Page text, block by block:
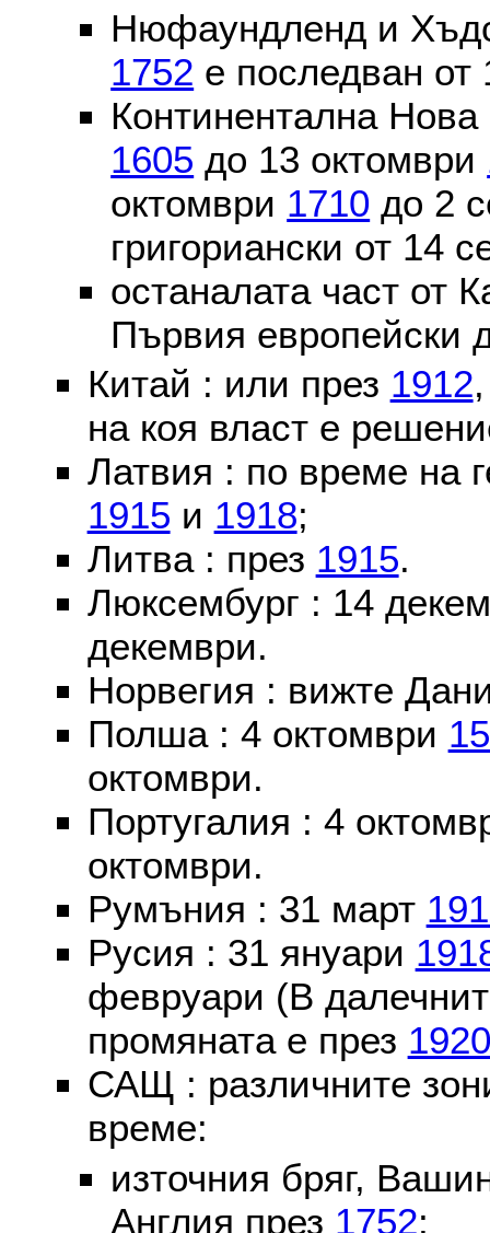
Нюфаундленд и
1752 е последван от
Континентална
1605 до 13 октомври
октомври 1710 до 2
григориански от 14
останалата част от
Първия европейски
Китай : или през 1912
на коя власт е
Латвия : по време на
1915 и 1918;
Литва : през 1915.
Люксембург : 14
декември.
Норвегия : вижте
Полша : 4 октомври
октомври.
Португалия : 4
октомври.
Румъния : 31 март
Русия : 31 януари
февруари (В
промяната е през 1920
САЩ : различните
време:
източния бряг,
Англия през 1752;